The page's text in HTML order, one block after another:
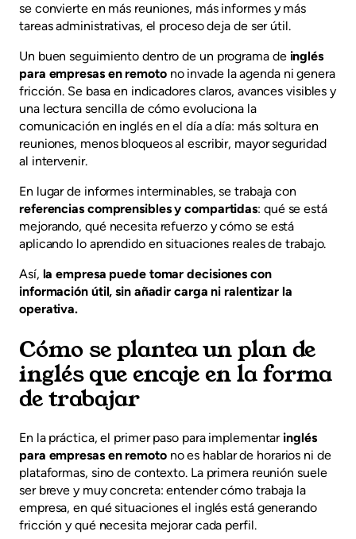
se convierte en más reuniones, más informes y más
tareas administrativas, el proceso deja de ser útil.
Un buen seguimiento dentro de un programa de inglés
para empresas en remotono invade la agenda ni genera
fricción. Se basa en indicadores claros, avances visibles y
una lectura sencilla de cómo evoluciona la
comunicación en inglés en el día a día: más soltura en
reuniones, menos bloqueos al escribir, mayor seguridad
al intervenir.
En lugar de informes interminables, se trabaja con
referencias comprensibles y compartidas: qué se está
mejorando, qué necesita refuerzo y cómo se está
aplicando lo aprendido en situaciones reales de trabajo.
Así, la empresa puede tomar decisiones con
información útil, sin añadir carga ni ralentizar la
operativa.
Cómo se plantea un plan de
inglés que encaje en la forma
de trabajar
En la práctica, el primer paso para implementar inglés
para empresas en remotono es hablar de horarios ni de
plataformas, sino de contexto. La primera reunión suele
ser breve y muy concreta: entender cómo trabaja la
empresa, en qué situaciones el inglés está generando
fricción y qué necesita mejorar cada perfil.